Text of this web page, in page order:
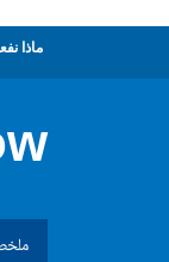
ماذا